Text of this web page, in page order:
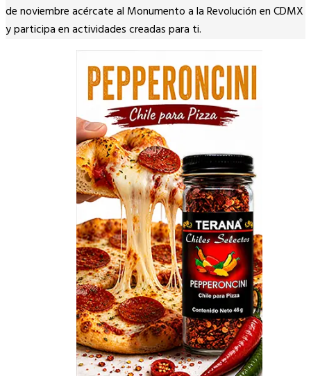
Link
de noviembre acércate al Monumento a la Revolución en CDMX
y participa en actividades creadas para ti.